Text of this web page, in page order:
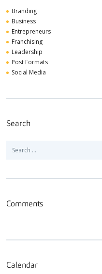
Branding
Business
Entrepreneurs
Franchising
Leadership
Post Formats
Social Media
Search
Comments
Calendar